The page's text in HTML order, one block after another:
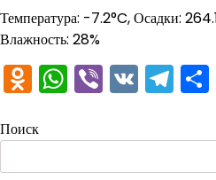
Температура: -7.2°C, Осадки:
Влажность: 28%
Odnoklassniki
WhatsApp
Viber
VK
Поиск